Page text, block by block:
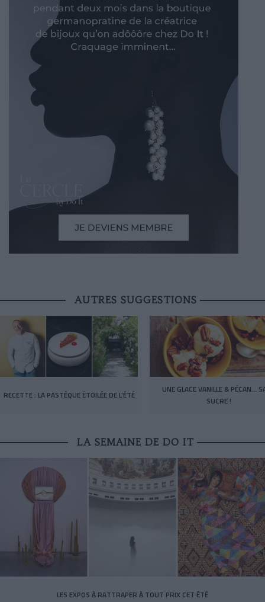
AUTRES SUGGESTIONS
RECETTE : LA PASTÈQUE ÉTOILÉE DE L’ÉTÉ
UNE GLACE VANILLE & PÉCAN…
SUCRE !
LA SEMAINE DE DO IT
LES EXPOS À RATTRAPER À TOUT PRIX CET ÉTÉ